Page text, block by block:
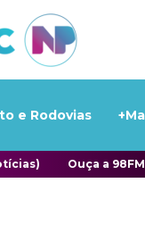
e Rodovias
Ouça a 98FM